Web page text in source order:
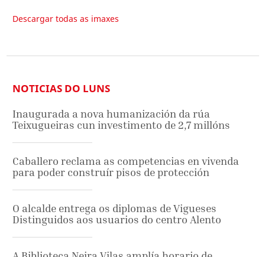
Descargar todas as imaxes
NOTICIAS DO LUNS
Inaugurada a nova humanización da rúa
Teixugueiras cun investimento de 2,7 millóns
Caballero reclama as competencias en vivenda
para poder construír pisos de protección
O alcalde entrega os diplomas de Vigueses
Distinguidos aos usuarios do centro Alento